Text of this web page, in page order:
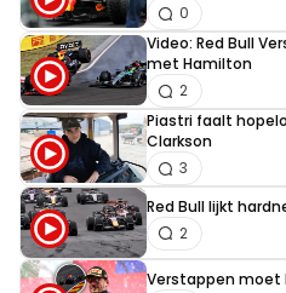
0
Video: Red Bull
met Hamilton
2
Piastri faalt
Clarkson
3
Red Bull lijkt
2
Verstappen moet